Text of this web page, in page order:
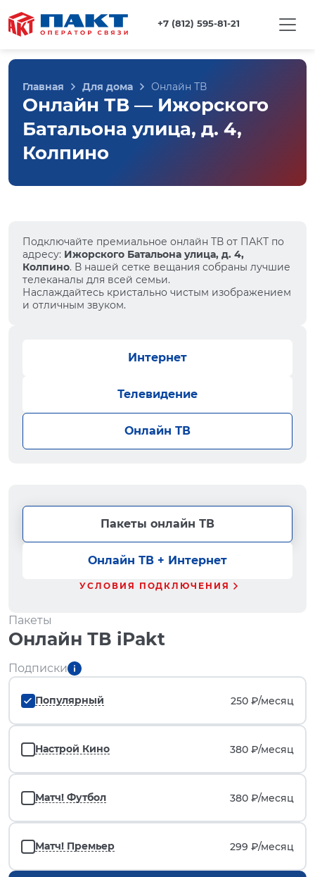
+7 (812) 595-81-21
Главная Для дома Онлайн ТВ
Онлайн ТВ — Ижорского
Батальона улица, д. 4,
Колпино
Подключайте премиальное онлайн ТВ от ПАКТ по
адресу: Ижорского Батальона улица, д. 4,
Колпино. В нашей сетке вещания собраны лучшие
телеканалы для всей семьи.
Наслаждайтесь кристально чистым изображением
и отличным звуком.
Интернет
Телевидение
Онлайн ТВ
Пакеты онлайн ТВ
Онлайн ТВ + Интернет
УСЛОВИЯ ПОДКЛЮЧЕНИЯ
Пакеты
Онлайн ТВ iPakt
Подписки
Популярный 250 ₽/месяц
Настрой Кино 380 ₽/месяц
Матч! Футбол 380 ₽/месяц
Матч! Премьер 299 ₽/месяц